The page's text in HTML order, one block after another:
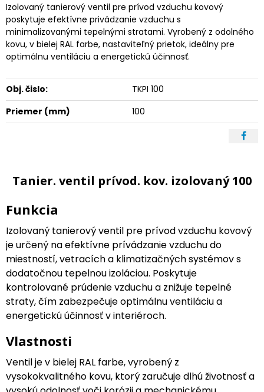
Izolovaný tanierový ventil pre prívod vzduchu kovový
poskytuje efektívne privádzanie vzduchu s
minimalizovanými tepelnými stratami. Vyrobený z odolného
kovu, v bielej RAL farbe, nastaviteľný prietok, ideálny pre
optimálnu ventiláciu a energetickú účinnosť.
Obj. čislo:
TKPI 100
Priemer (mm)
100
Tanier. ventil prívod. kov. izolovaný 100
Funkcia
Izolovaný tanierový ventil pre prívod vzduchu kovový
je určený na efektívne prívádzanie vzduchu do
miestností, vetracích a klimatizačných systémov s
dodatočnou tepelnou izoláciou. Poskytuje
kontrolované prúdenie vzduchu a znižuje tepelné
straty, čím zabezpečuje optimálnu ventiláciu a
energetickú účinnosť v interiéroch.
Vlastnosti
Ventil je v bielej RAL farbe, vyrobený z
vysokokvalitného kovu, ktorý zaručuje dlhú životnosť a